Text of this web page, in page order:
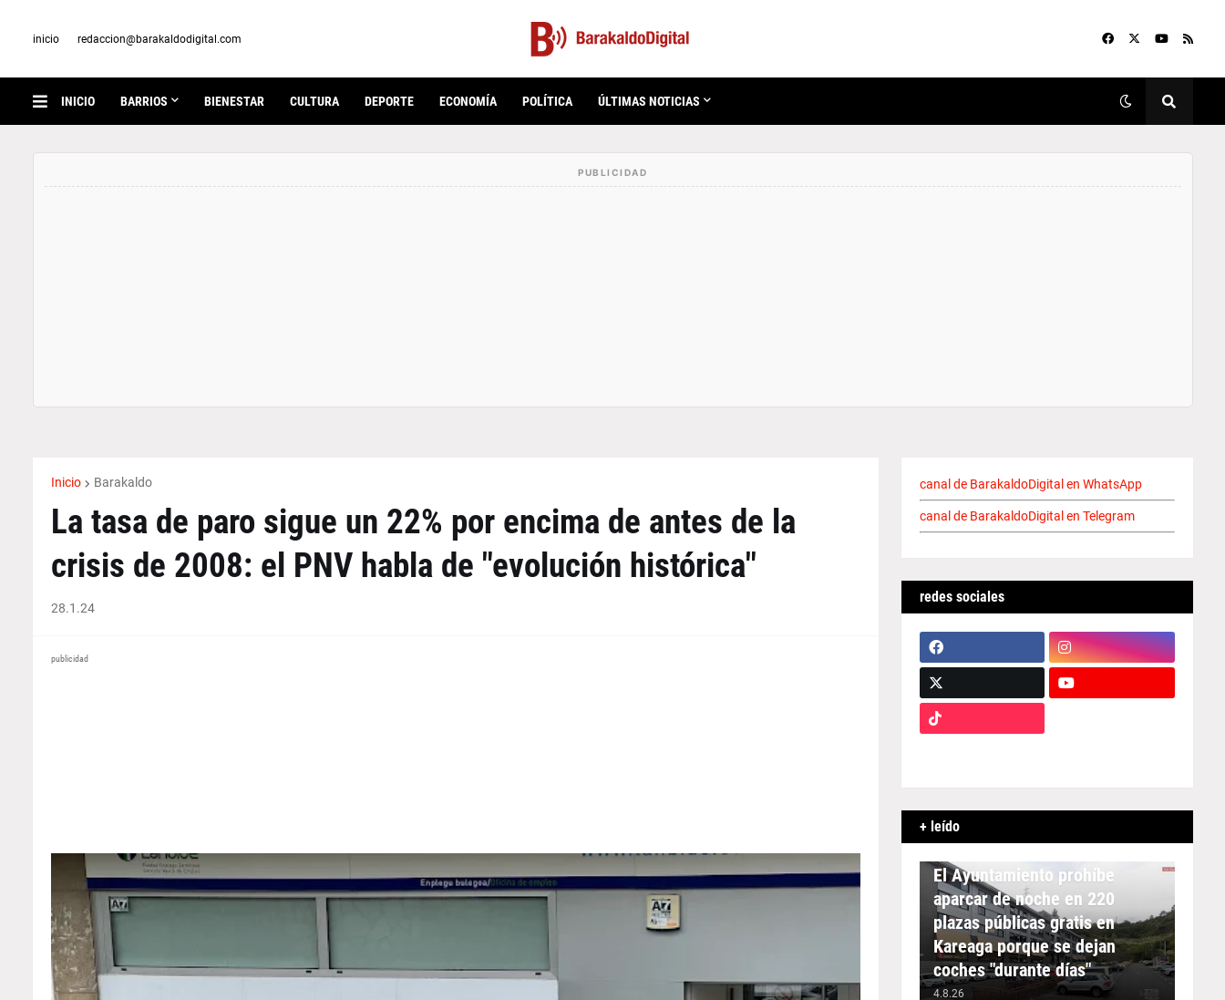
inicio redaccion@barakaldodigital.com
INICIO BARRIOS BIENESTAR CULTURA DEPORTE ECONOMÍA POLÍTICA ÚLTIMAS NOTICIAS
Inicio Barakaldo
La tasa de paro sigue un 22% por encima de antes de la
crisis de 2008: el PNV habla de "evolución histórica"
28.1.24
publicidad
canal de BarakaldoDigital en WhatsApp
canal de BarakaldoDigital en Telegram
redes sociales
+ leído
APARCAMIENTO
El Ayuntamiento prohíbe
aparcar de noche en 220
plazas públicas gratis en
Kareaga porque se dejan
coches "durante días"
4.8.26